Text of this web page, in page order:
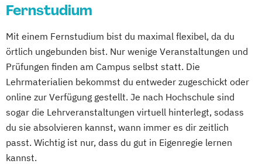
Therapiewissenschaften - Logopädie
Therapiewissenschaften - Physiotherapie
Health Management
Gesundheitsförderung
Pflegemanagement Psychologie
Public Health Soziale Arbeit
Sozialmanagement
Sportpsychologie
Fernstudium
Mit einem Fernstudium bist du maximal flexibel, da du
örtlich ungebunden bist. Nur wenige Veranstaltungen und
Prüfungen finden am Campus selbst statt. Die
Lehrmaterialien bekommst du entweder zugeschickt oder
online zur Verfügung gestellt. Je nach Hochschule sind
sogar die Lehrveranstaltungen virtuell hinterlegt, sodass
du sie absolvieren kannst, wann immer es dir zeitlich
passt. Wichtig ist nur, dass du gut in Eigenregie lernen
kannst.